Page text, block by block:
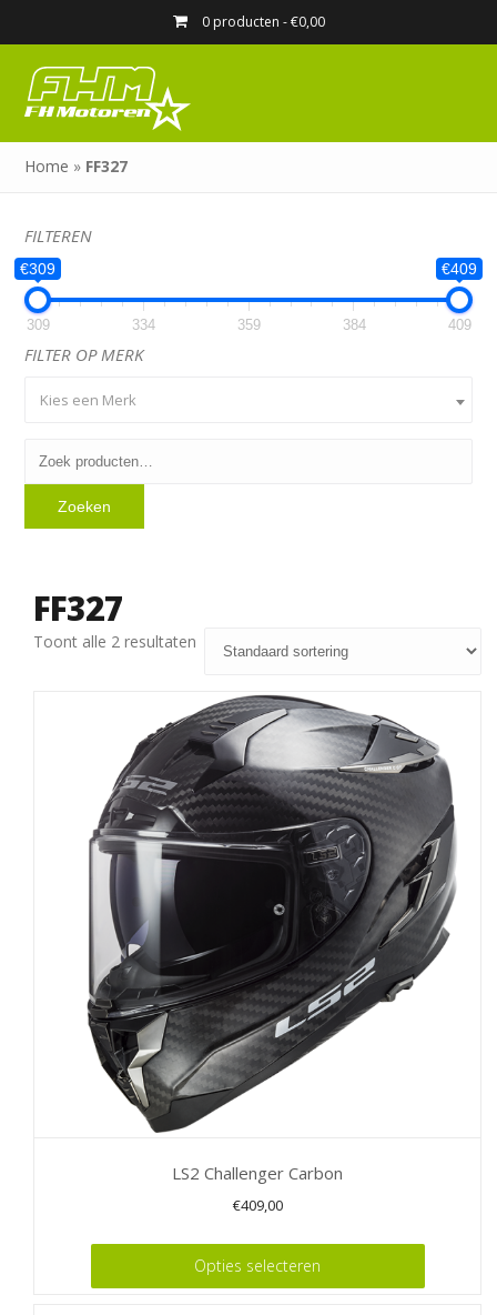
0 producten -€0,00
Home » FF327
FILTEREN
€309 €409
309 334 359 384 409
FILTER OP MERK
Kies een Merk
Zoeken
naar:
Zoeken
FF327
Toont alle 2 resultaten
LS2 Challenger Carbon
€409,00
Opties selecteren